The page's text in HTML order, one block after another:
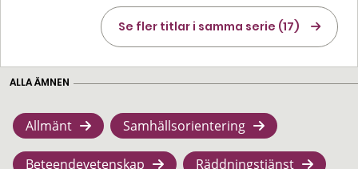
Se fler titlar i samma serie (17)
ALLA ÄMNEN
Allmänt Samhällsorientering
Beteendevetenskap Räddningstjänst